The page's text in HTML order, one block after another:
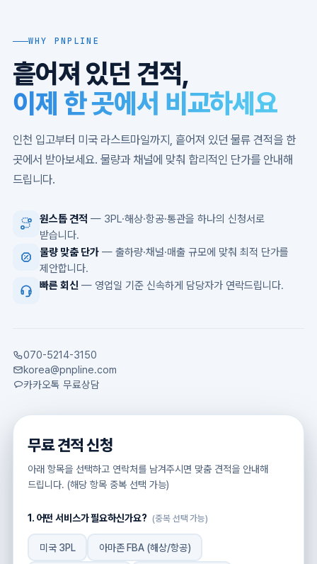
WHY PNPLINE
흩어져 있던 견적,
이제 한 곳에서 비교하세요
인천 입고부터 미국 라스트마일까지, 흩어져 있던 물류 견적을 한
곳에서 받아보세요. 물량과 채널에 맞춰 합리적인 단가를 안내해
드립니다.
원스톱 견적 — 3PL·해상·항공·통관을 하나의 신청서로
받습니다.
물량 맞춤 단가 — 출하량·채널·매출 규모에 맞춰 최적 단가를
제안합니다.
빠른 회신 — 영업일 기준 신속하게 담당자가 연락드립니다.
070-5214-3150
korea@pnpline.com
카카오톡 무료상담
무료 견적 신청
아래 항목을 선택하고 연락처를 남겨주시면 맞춤 견적을 안내해
드립니다. (해당 항목 중복 선택 가능)
1. 어떤 서비스가 필요하신가요? (중복 선택 가능)
미국 3PL 아마존 FBA (해상/항공)